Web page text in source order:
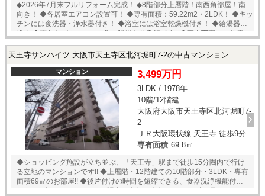
◆2026年7月末フルリフォーム完成！ ◆8階部分上層階！南西角部屋！南
向き！ ◆各居室エアコン設置可！ ◆専有面積：59.22m2・2LDK！ ◆キッ
チンには食洗器・浄水器付き！ ◆浴室には浴室乾燥機付き！ ◆給湯器交
換！ ◆南向きバルコニーの為、陽当たり良好です♪ ◆室内丁寧にご使用い
町九丁目】徒歩3分 ◆肉のハナマサPLUS ：徒歩3分 ◆ライフ空堀店：徒
歩9分 ◆上本町UFURA：徒歩10分 【リフォーム内容】 ◎システムキッチ
ン・ユニットバス・洗面化粧台・トイレ新調 ◎フローリング・クロス・
クッションフロア張替 ◎建具新調・給湯器新調 ◎ハウスクリーニング他
◎当社ではネットで他社様が広告している物件も同時に紹介・案内可能
です。 併せて内覧を希望される際は、物件名を担当者までお申し付け下
さい。
天王寺サンハイツ 大阪市天王寺区北河堀町7-2の中古マンション
マンション 3,499万円
3LDK / 1978年
10階/12階建
大阪府大阪市天王寺区北河堀町7-
2
ＪＲ大阪環状線 天王寺 徒歩9分
専有面積 69.8㎡
◆ショッピング施設が立ち並ぶ、「天王寺」駅まで徒歩15分圏内で行け
る立地のマンションです!! ◆上層階・12階建ての10階部分・3LDK・専有
面積69㎡のお部屋!! ◆後片付けの時間を短縮できる、食器洗浄機能付きキ
ッチン♪ ◆メインバルコニー陽当り良好の南向き!! ◆2026年6月リフォー